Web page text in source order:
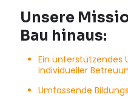
Unsere
Bau hinaus:
Ein unterstützendes
individueller
Umfassende